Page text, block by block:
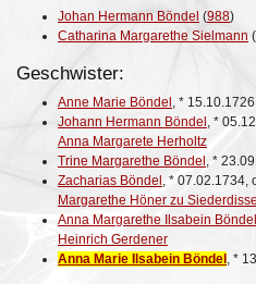
Johan Hermann Böndel (988)
Catharina Margarethe Sielmann (
Geschwister:
Anne Marie Böndel * 15.10.1726,
Johann Hermann Böndel *
Anna Margarete Herholtz
Trine Margarethe Böndel *
Zacharias Böndel * 07.02.1734,
Margarethe Höner zu
Anna Margarethe Ilsabein Böndel
Heinrich Gerdener
Anna Marie Ilsabein Böndel *